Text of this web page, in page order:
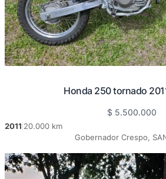
Honda 250 tornado
$ 5.500.000
2011 20.000 km
Gobernador Crespo,